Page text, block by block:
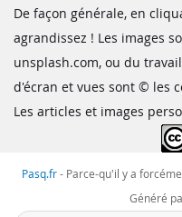
De façon générale, en
agrandissez ! Les images
unsplash.com, ou du
d'écran et vues sont © les
Les articles et images
Pasq.fr- Parce-qu'il y a
Généré